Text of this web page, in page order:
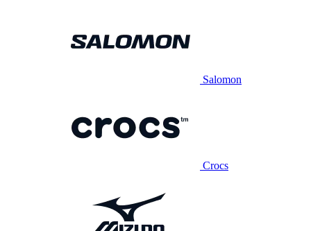
Salomon
Crocs